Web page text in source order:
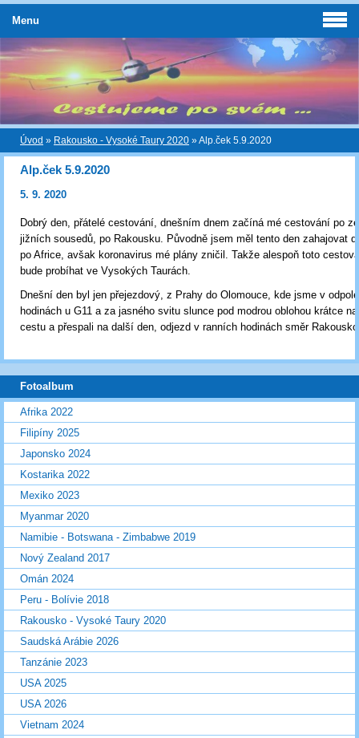
Úvod » Rakousko - Vysoké Taury 2020 »Alp.ček 5.9.2020
Alp.ček 5.9.2020
5. 9. 2020
Dobrý den, přátelé cestování, dnešním dnem začíná mé cestování po
jižních sousedů, po Rakousku. Původně jsem měl tento den zahajovat
po Africe, avšak koronavirus mé plány zničil. Takže alespoň toto
bude probíhat ve Vysokých Taurách.
Dnešní den byl jen přejezdový, z Prahy do Olomouce, kde jsme v
hodinách u G11 a za jasného svitu slunce pod modrou oblohou krátce
cestu a přespali na další den, odjezd v ranních hodinách směr
Menu
Fotoalbum
Afrika 2022
Filipíny 2025
Japonsko 2024
Kostarika 2022
Mexiko 2023
Myanmar 2020
Namibie - Botswana - Zimbabwe 2019
Nový Zealand 2017
Omán 2024
Peru - Bolívie 2018
Rakousko - Vysoké Taury 2020
Saudská Arábie 2026
Tanzánie 2023
USA 2025
USA 2026
Vietnam 2024